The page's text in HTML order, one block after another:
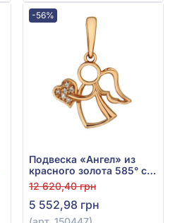
-56%
Подвеска «Ангел» из
красного золота 585° с
фианитом, арт. 150447
12 620,40 грн
5 552,98 грн